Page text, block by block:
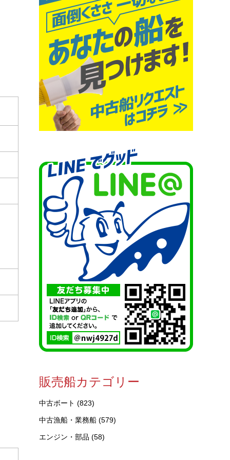
販売船カテゴリー
中古ボート (823)
中古漁船・業務船 (579)
エンジン・部品 (58)